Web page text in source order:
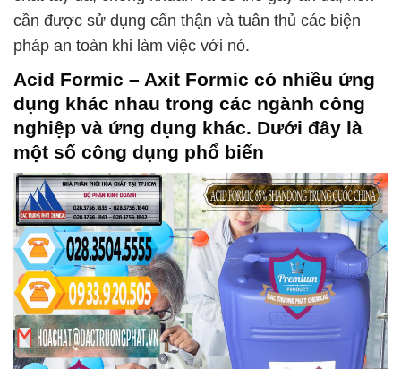
cần được sử dụng cẩn thận và tuân thủ các biện
pháp an toàn khi làm việc với nó.
Acid Formic – Axit Formic có nhiều ứng
dụng khác nhau trong các ngành công
nghiệp và ứng dụng khác. Dưới đây là
một số công dụng phổ biến